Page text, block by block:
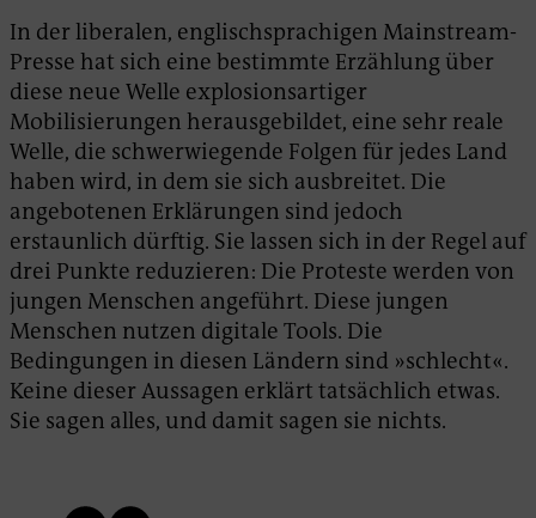
In der liberalen, englischsprachigen Mainstream-
Presse hat sich eine bestimmte Erzählung über
diese neue Welle explosionsartiger
Mobilisierungen herausgebildet, eine sehr reale
Welle, die schwerwiegende Folgen für jedes Land
haben wird, in dem sie sich ausbreitet. Die
angebotenen Erklärungen sind jedoch
erstaunlich dürftig. Sie lassen sich in der Regel auf
drei Punkte reduzieren: Die Proteste werden von
jungen Menschen angeführt. Diese jungen
Menschen nutzen digitale Tools. Die
Bedingungen in diesen Ländern sind »schlecht«.
Keine dieser Aussagen erklärt tatsächlich etwas.
Sie sagen alles, und damit sagen sie nichts.